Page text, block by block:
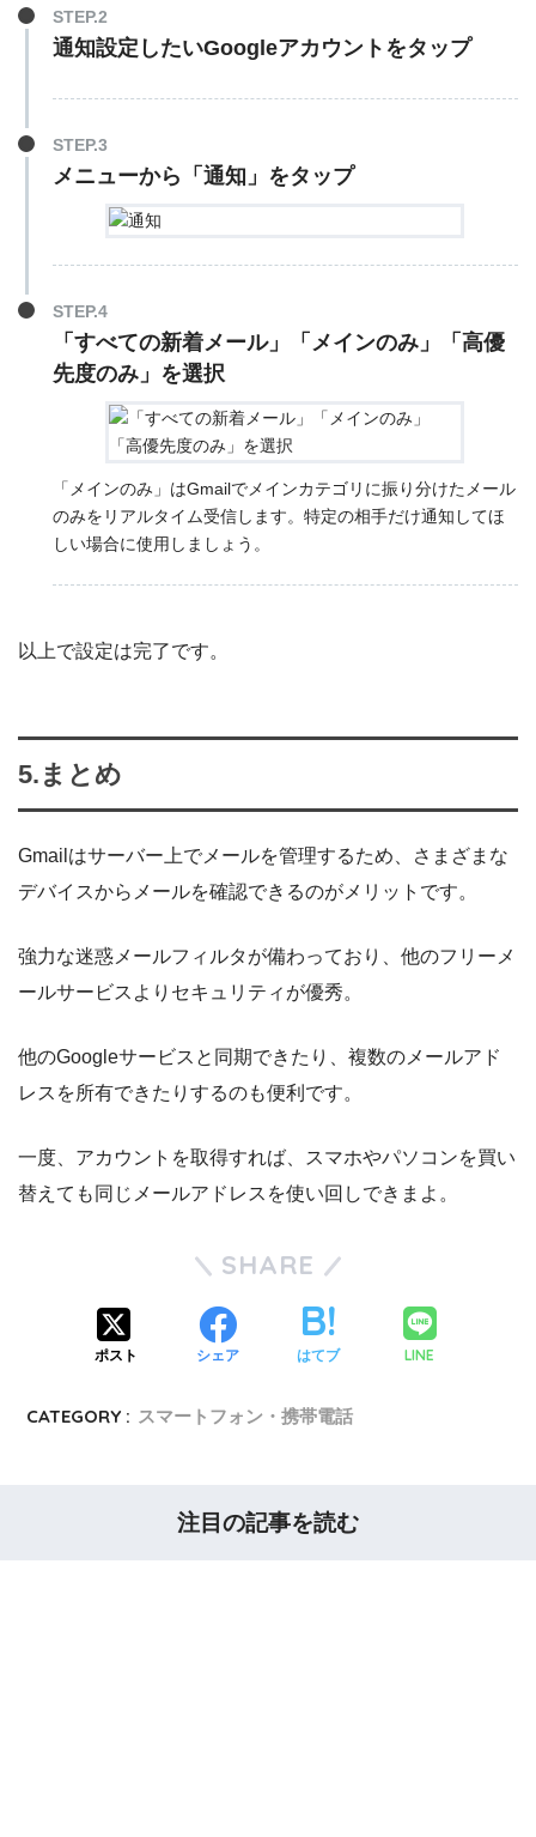
STEP.2
通知設定したいGoogleアカウントをタップ
STEP.3
メニューから「通知」をタップ
STEP.4
「すべての新着メール」「メインのみ」「高優
先度のみ」を選択
「メインのみ」はGmailでメインカテゴリに振り分けたメール
のみをリアルタイム受信します。特定の相手だけ通知してほ
しい場合に使用しましょう。
以上で設定は完了です。
5.まとめ
Gmailはサーバー上でメールを管理するため、さまざまな
デバイスからメールを確認できるのがメリットです。
強力な迷惑メールフィルタが備わっており、他のフリーメ
ールサービスよりセキュリティが優秀。
他のGoogleサービスと同期できたり、複数のメールアド
レスを所有できたりするのも便利です。
一度、アカウントを取得すれば、スマホやパソコンを買い
替えても同じメールアドレスを使い回しできまよ。
SHARE
ポスト シェア はてブ LINE
CATEGORY : スマートフォン・携帯電話
注目の記事を読む